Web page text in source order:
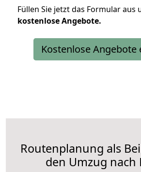
Füllen Sie jetzt das Formular aus
kostenloseAngebote.
Kostenlose Angebote
Routenplanung als
den Umzug nach